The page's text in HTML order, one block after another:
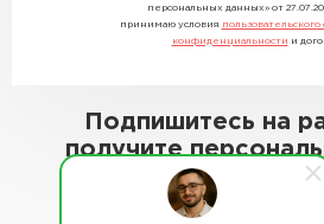
персональных данных» от
принимаю условия
конфиденциальности и
Подпишитесь на
получите